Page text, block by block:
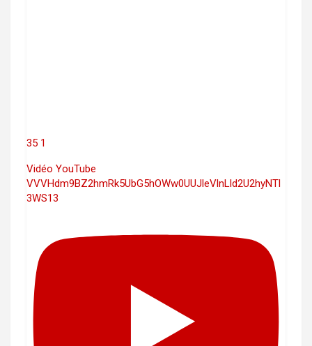
35 1
Vidéo YouTube
VVVHdm9BZ2hmRk5UbG5hOWw0UUJleVlnLld2U2hyNTl
3WS13